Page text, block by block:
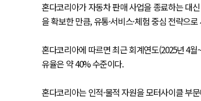
혼다코리아가 자동차 판매 사업을 종료하는 대
을 확보한 만큼, 유통·서비스·체험 중심 전략으
혼다코리아에 따르면 최근 회계연도(2025년 4
유율은 약 40% 수준이다.
혼다코리아는 인적·물적 자원을 모터사이클 부